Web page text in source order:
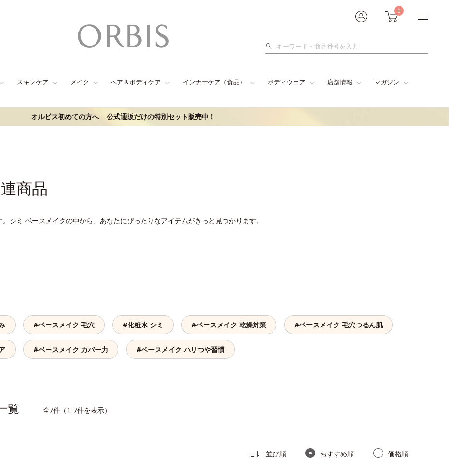
0
検
スキンケア メイク ヘア＆ボディケア インナーケア（食品） ボディウェア 店舗情報 マガジン
オルビス初めての方へ 公式通販だけの特別セット販売中！
商品
シミ ベースメイクの中から、あなたにぴったりなアイテムがきっと見つかります。
#ベースメイク 毛穴 #化粧水 シミ #ベースメイク 乾燥対策 #ベースメイク 毛穴つるん肌
#ベースメイク カバー力 #ベースメイク ハリつや習慣
覧 全7件（1-7件を表示）
並び順 おすすめ順 価格順